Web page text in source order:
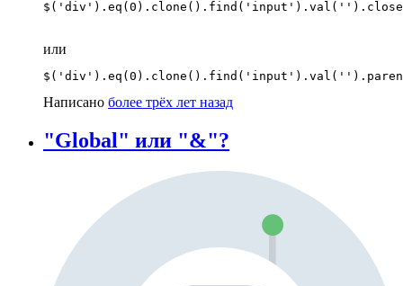
или
Написано более трёх лет назад
"Global" или "&"?